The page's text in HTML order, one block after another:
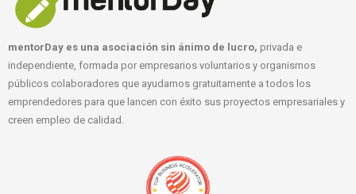
mentorDay es una asociación sin ánimo de lucro, privada e
independiente, formada por empresarios voluntarios y organismos
públicos colaboradores que ayudamos gratuitamente a todos los
emprendedores para que lancen con éxito sus proyectos empresariales y
creen empleo de calidad.